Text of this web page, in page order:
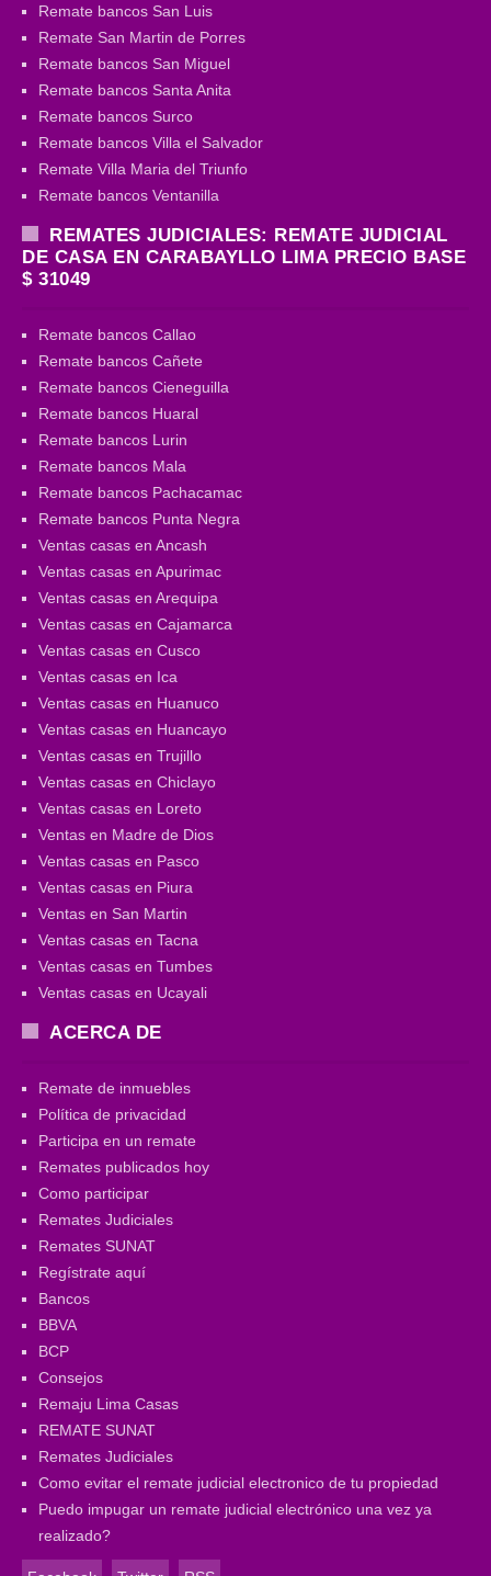
Remate bancos San Luis
Remate San Martin de Porres
Remate bancos San Miguel
Remate bancos Santa Anita
Remate bancos Surco
Remate bancos Villa el Salvador
Remate Villa Maria del Triunfo
Remate bancos Ventanilla
REMATES JUDICIALES: REMATE JUDICIAL
DE CASA EN CARABAYLLO LIMA PRECIO BASE
$ 31049
Remate bancos Callao
Remate bancos Cañete
Remate bancos Cieneguilla
Remate bancos Huaral
Remate bancos Lurin
Remate bancos Mala
Remate bancos Pachacamac
Remate bancos Punta Negra
Ventas casas en Ancash
Ventas casas en Apurimac
Ventas casas en Arequipa
Ventas casas en Cajamarca
Ventas casas en Cusco
Ventas casas en Ica
Ventas casas en Huanuco
Ventas casas en Huancayo
Ventas casas en Trujillo
Ventas casas en Chiclayo
Ventas casas en Loreto
Ventas en Madre de Dios
Ventas casas en Pasco
Ventas casas en Piura
Ventas en San Martin
Ventas casas en Tacna
Ventas casas en Tumbes
Ventas casas en Ucayali
ACERCA DE
Remate de inmuebles
Política de privacidad
Participa en un remate
Remates publicados hoy
Como participar
Remates Judiciales
Remates SUNAT
Regístrate aquí
Bancos
BBVA
BCP
Consejos
Remaju Lima Casas
REMATE SUNAT
Remates Judiciales
Como evitar el remate judicial electronico de tu propiedad
Puedo impugar un remate judicial electrónico una vez ya
realizado?